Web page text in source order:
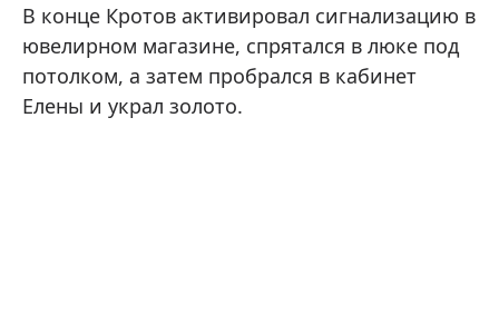
В конце Кротов активировал сигнализацию в
ювелирном магазине, спрятался в люке под
потолком, а затем пробрался в кабинет
Елены и украл золото.